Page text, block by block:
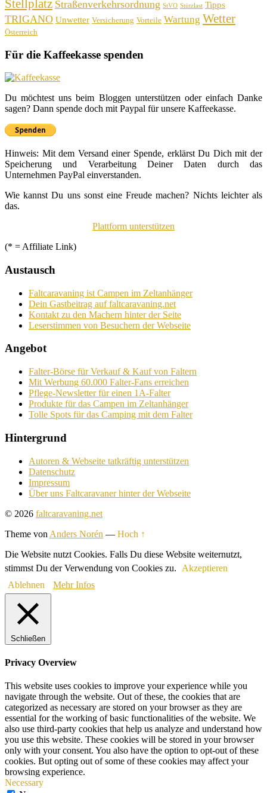
Stellplatz Straßenverkehrsordnung StVO Stützlast Tipps
TRIGANO Unwetter Versicherung Vorteile Wartung Wetter
Österreich
Für die Kaffeekasse spenden
Du möchtest uns beim Bloggen unterstützen oder einfach Danke
sagen? Dann spende doch mit Paypal für unsere Kaffeekasse.
Hinweis: Mit dem Versand einer Spende, erklärst Du Dich mit der
Speicherung und Verarbeitung Deiner Daten durch das
Unternehmen PayPal einverstanden.
Wie kannst Du uns sonst eine Freude machen? Nichts leichter als
das.
Plattform unterstützen
(* = Affiliate Link)
Austausch
Faltcaravaning ist Campen im Zeltanhänger
Dein Gastbeitrag auf faltcaravaning.net
Kontakt zu den Machern hinter der Seite
Leserstimmen von Besuchern der Webseite
Angebot
Falter-Börse für Verkauf & Kauf von Faltern
Mit Werbung 60.000 Falter-Fans erreichen
Pflege-Newsletter für einen 1A-Falter
Produkte für das Campen im Zeltanhänger
Tolle Spots für das Camping mit dem Falter
Hintergrund
Autoren & Webseite tatkräftig unterstützen
Datenschutz
Impressum
Über uns Faltcaravaner hinter der Webseite
© 2026 faltcaravaning.net
Theme von Anders Norén — Hoch ↑
Die Website nutzt Cookies. Falls Du diese Website weiternutzt,
stimmst Du der Verwendung von Cookies zu.
Akzeptieren
Ablehnen
Mehr Infos
Schließen
Privacy Overview
This website uses cookies to improve your experience while you
navigate through the website. Out of these, the cookies that are
categorized as necessary are stored on your browser as they are
essential for the working of basic functionalities of the website. We
also use third-party cookies that help us analyze and understand how
you use this website. These cookies will be stored in your browser
only with your consent. You also have the option to opt-out of these
cookies. But opting out of some of these cookies may affect your
browsing experience.
Necessary